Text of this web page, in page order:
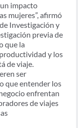
impacto
mujeres”, afirmó
Investigación y
previa de
que la
y los
de viaje.
ser
que entender los
enfrentan
de viajes